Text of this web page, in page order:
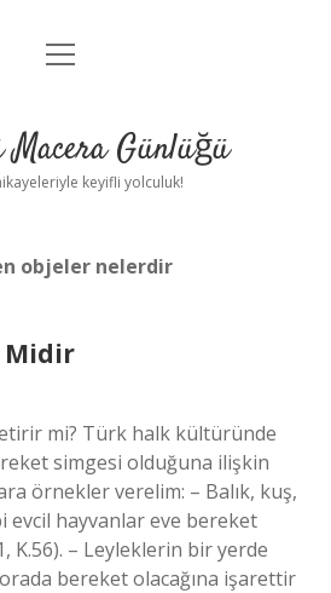
Anasayfa
Yasal Uyarı
menüyü
Macera Günlüğü
keyifli yolculuk!
objeler nelerdir
Midir
mi? Türk halk kültüründe
simgesi olduğuna ilişkin
örnekler verelim: – Balık, kuş,
evcil hayvanlar eve bereket
K.56). – Leyleklerin bir yerde
bereket olacağına işarettir